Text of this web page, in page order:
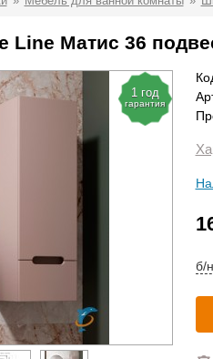
Line Матис 36
1 год
гарантия
б/